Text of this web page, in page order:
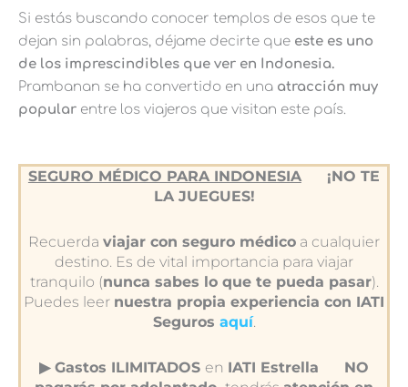
Si estás buscando conocer templos de esos que te
dejan sin palabras, déjame decirte que este es uno
de los imprescindibles que ver en Indonesia.
Prambanan se ha convertido en una atracción muy
popular entre los viajeros que visitan este país.
SEGURO MÉDICO PARA INDONESIA
¡NO TE
LA JUEGUES!
Recuerda viajar con seguro médico a cualquier
destino. Es de vital importancia para viajar
tranquilo (nunca sabes lo que te pueda pasar).
Puedes leer nuestra propia experiencia con IATI
Seguros aquí.
▶︎ Gastos ILIMITADOS en IATI Estrella
NO